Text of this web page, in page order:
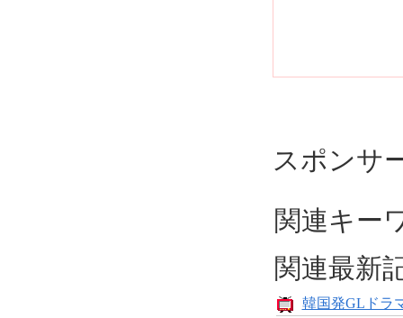
スポンサ
関連キー
関連最新
韓国発GLドラ